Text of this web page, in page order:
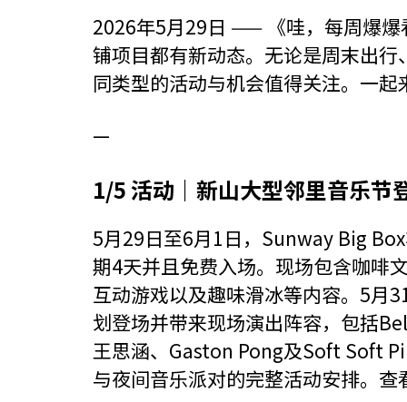
2026年5月29日 —— 《哇，每周爆
铺项目都有新动态。无论是周末出
同类型的活动与机会值得关注。一
—
1/5 活动｜新山大型邻里音乐节
5月29日至6月1日，Sunway Big
期4天并且免费入场。现场包含咖啡
互动游戏以及趣味滑冰等内容。5月
划登场并带来现场演出阵容，包括
王思涵、Gaston Pong及Soft Soft
与夜间音乐派对的完整活动安排。查